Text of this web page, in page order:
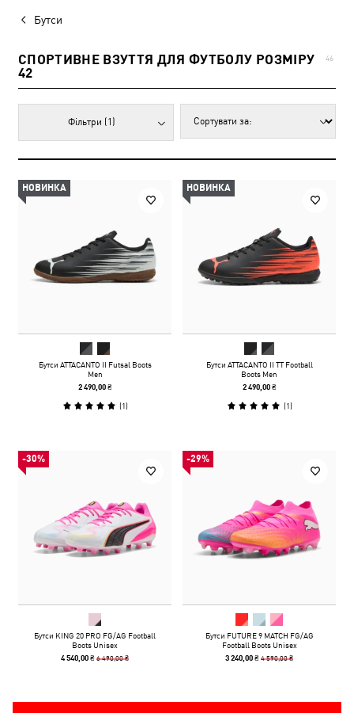
Бутси
СПОРТИВНЕ ВЗУТТЯ ДЛЯ ФУТБОЛУ РОЗМІРУ
42
46
Фільтри (1)
НОВИНКА
Бутси ATTACANTO II Futsal Boots
Men
2 490,00 ₴
(1)
НОВИНКА
Бутси ATTACANTO II TT Football
Boots Men
2 490,00 ₴
(1)
-30%
Бутси KING 20 PRO FG/AG Football
Boots Unisex
4 540,00 ₴6 490,00 ₴
-29%
Бутси FUTURE 9 MATCH FG/AG
Football Boots Unisex
3 240,00 ₴4 590,00 ₴